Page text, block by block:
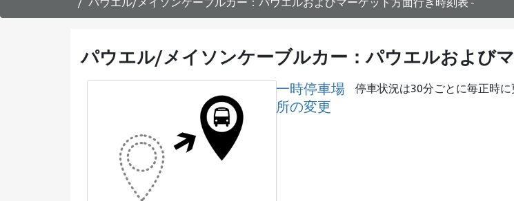
移
パウエル/メイソンケーブルカー：パウエルおよびマーケット方面行き時刻表 -
パウエル/メイソンケーブルカー：パウエルおよび
一時停車場
所の変更
停車状況は30分ごとに毎正時に